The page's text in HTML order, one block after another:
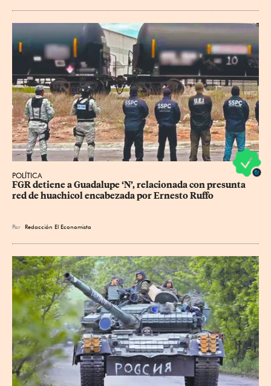
POLÍTICA
FGR detiene a Guadalupe ‘N’, relacionada con presunta
red de huachicol encabezada por Ernesto Ruffo
Por Redacción El Economista